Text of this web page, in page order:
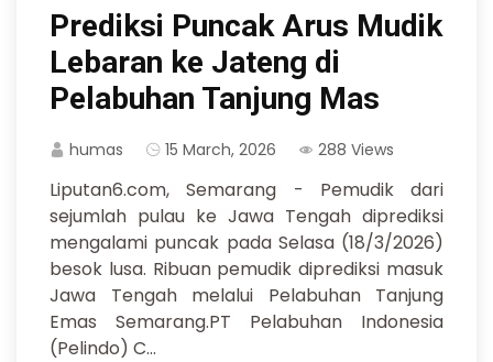
Prediksi Puncak Arus Mudik
Lebaran ke Jateng di
Pelabuhan Tanjung Mas
humas 15 March, 2026 288 Views
Liputan6.com, Semarang - Pemudik dari
sejumlah pulau ke Jawa Tengah diprediksi
mengalami puncak pada Selasa (18/3/2026)
besok lusa. Ribuan pemudik diprediksi masuk
Jawa Tengah melalui Pelabuhan Tanjung
Emas Semarang.PT Pelabuhan Indonesia
(Pelindo) C...